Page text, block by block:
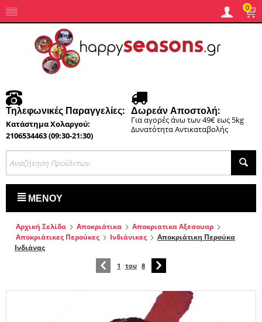
0
Τηλεφωνικές Παραγγελίες:
Κατάστημα Χολαργού:
2106534463 (09:30-21:30)
Δωρεάν Αποστολή:
Για αγορές άνω των 49€ εως 5kg
Δυνατότητα Αντικαταβολής
ΜΕΝΟΎ
Αρχική Σελίδα Αποκριάτικα
Αποκριατικα Αξεσουαρ
Αποκριάτικες Περούκες
Ινδιάνικες
Αποκριάτικη Περούκα
Ινδιάνας
1 του 8